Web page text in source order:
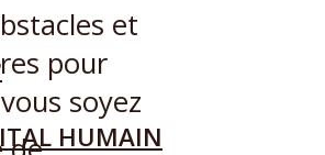
HUMAIN
et
pour
soyez